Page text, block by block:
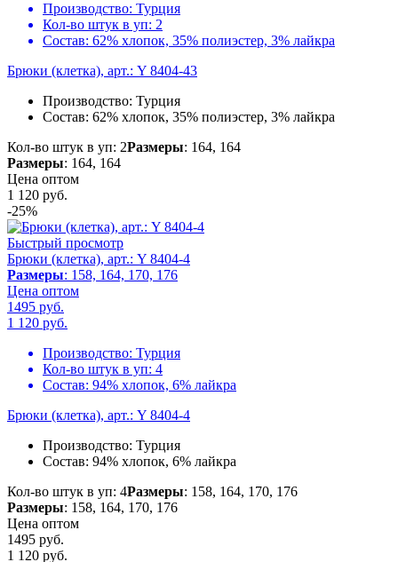
Производство: Турция
Кол-во штук в уп: 2
Состав: 62% хлопок, 35% полиэстер, 3% лайкра
Брюки (клетка), арт.: Y 8404-43
Производство: Турция
Состав: 62% хлопок, 35% полиэстер, 3% лайкра
Кол-во штук в уп: 2Размеры: 164, 164
Размеры: 164, 164
Цена оптом
1 120 руб.
-25%
Быстрый просмотр
Брюки (клетка), арт.: Y 8404-4
Размеры: 158, 164, 170, 176
Цена оптом
1495 руб.
1 120 руб.
Производство: Турция
Кол-во штук в уп: 4
Состав: 94% хлопок, 6% лайкра
Брюки (клетка), арт.: Y 8404-4
Производство: Турция
Состав: 94% хлопок, 6% лайкра
Кол-во штук в уп: 4Размеры: 158, 164, 170, 176
Размеры: 158, 164, 170, 176
Цена оптом
1495 руб.
1 120 руб.